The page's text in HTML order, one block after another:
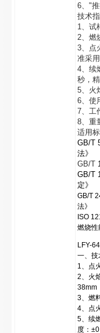
6、"
技术
1、试
2、燃
3、点
准采
4、续
秒，
5、火
6、使
7、工
8、重
适用
GB/T
法》
GB/T
GB/T
定》
GB/T
法》
ISO
燃烧性
LFY-
一、技
1、点
2、火
38mm
3、燃
4、点
5、续
度：